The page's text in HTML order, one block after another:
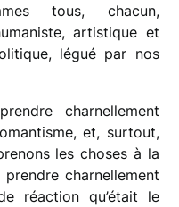
tous, chacun,
artistique et
légué par nos
charnellement
et, surtout,
les choses à la
charnellement
réaction qu’était le